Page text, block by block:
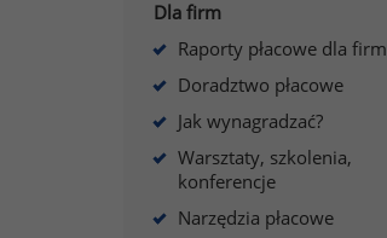
Dla firm
Raporty płacowe dla firm
Doradztwo płacowe
Jak wynagradzać?
Warsztaty, szkolenia,
konferencje
Narzędzia płacowe